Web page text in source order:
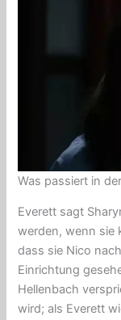
Was passiert in
Everett sagt
werden, wenn sie
dass sie Nico
Einrichtung
Hellenbach
wird; als Everett